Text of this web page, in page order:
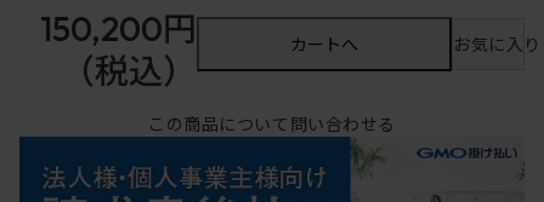
150,200円
（税込）
カートへ お気に入
この商品について問い合わせる